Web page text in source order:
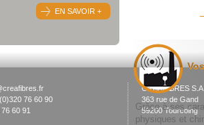
EN SAVOIR +
Grâce à ses
physiques et
76 60 90
60 91
CREAFIBRES
363 rue de Gand
59200 Tourcoing